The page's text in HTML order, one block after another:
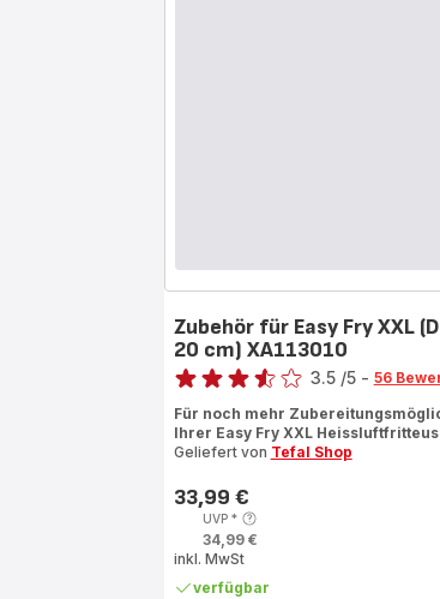
Zubehör für Easy Fry XXL
20 cm) XA113010
Bewertung
3.5 /5 - 56
Für noch mehr
Ihrer Easy Fry XXL
Geliefert von Tefal Shop
Preis
33,99 €
UVP*
34,99 €
inkl. MwSt
verfügbar